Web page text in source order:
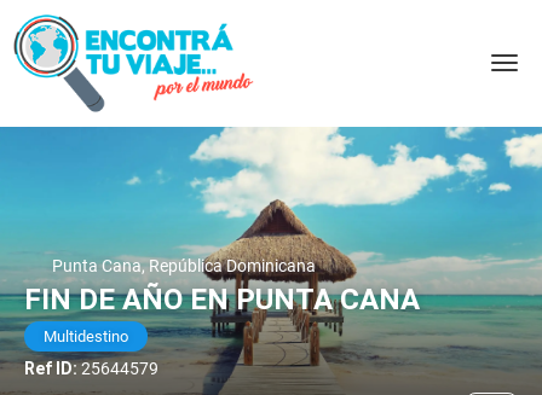
Punta Cana, República Dominicana
FIN DE AÑO EN PUNTA CANA
Multidestino
Ref ID:25644579